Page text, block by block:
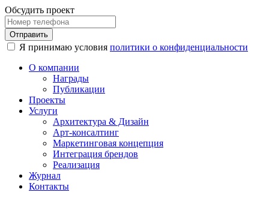
Обсудить проект
Я принимаю условия политики о конфиденциальности
О компании
Награды
Публикации
Проекты
Услуги
Архитектура & Дизайн
Арт-консалтинг
Маркетинговая концепция
Интеграция брендов
Реализация
Журнал
Контакты